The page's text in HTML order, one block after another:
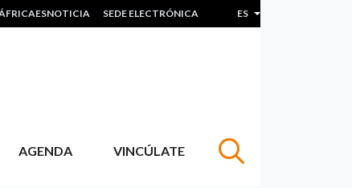
SEDE ELECTRÓNICA ES Lista adicional de
AGENDA VINCÚLATE